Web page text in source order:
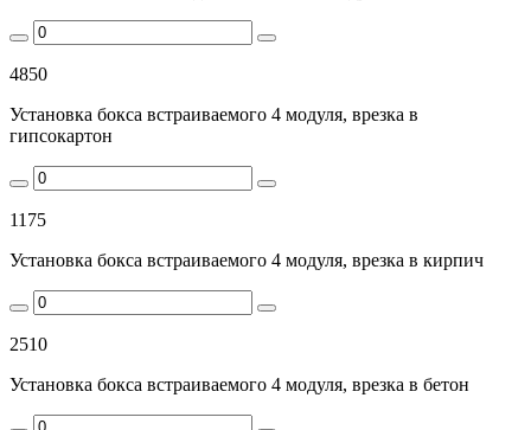
4850
Установка бокса встраиваемого 4 модуля, врезка в
гипсокартон
1175
Установка бокса встраиваемого 4 модуля, врезка в кирпич
2510
Установка бокса встраиваемого 4 модуля, врезка в бетон